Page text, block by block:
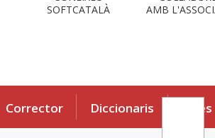
SOFTCATALÀ
AMB
Corrector Diccionaris Eines